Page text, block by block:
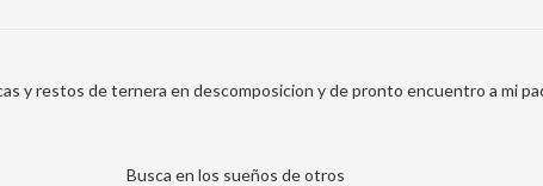
y restos de ternera en descomposicion y de pronto encuentro a mi
Busca en los sueños de otros